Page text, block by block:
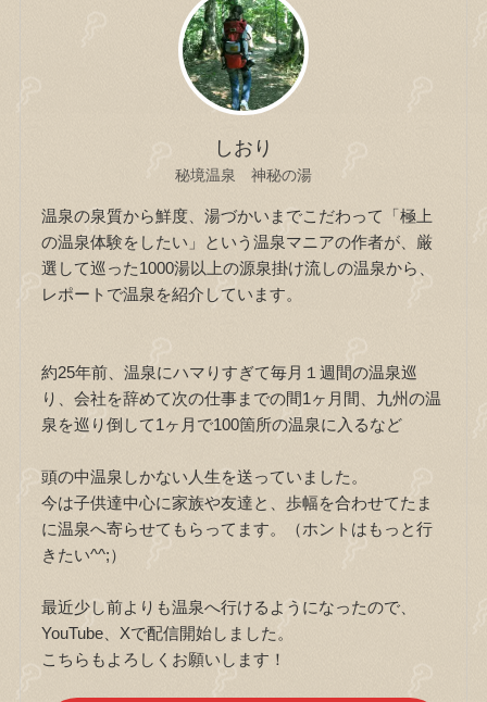
しおり
秘境温泉 神秘の湯
温泉の泉質から鮮度、湯づかいまでこだわって「極上
の温泉体験をしたい」という温泉マニアの作者が、厳
選して巡った1000湯以上の源泉掛け流しの温泉から、
レポートで温泉を紹介しています。
約25年前、温泉にハマりすぎて毎月１週間の温泉巡
り、会社を辞めて次の仕事までの間1ヶ月間、九州の温
泉を巡り倒して1ヶ月で100箇所の温泉に入るなど
頭の中温泉しかない人生を送っていました。
今は子供達中心に家族や友達と、歩幅を合わせてたま
に温泉へ寄らせてもらってます。（ホントはもっと行
きたい^^;）
最近少し前よりも温泉へ行けるようになったので、
YouTube、Xで配信開始しました。
こちらもよろしくお願いします！